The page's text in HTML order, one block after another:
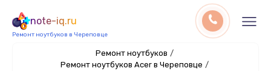
note-iq.ru
Ремонт ноутбуков в Череповце
Ремонт ноутбуков /
Ремонт ноутбуков Acer в Череповце /